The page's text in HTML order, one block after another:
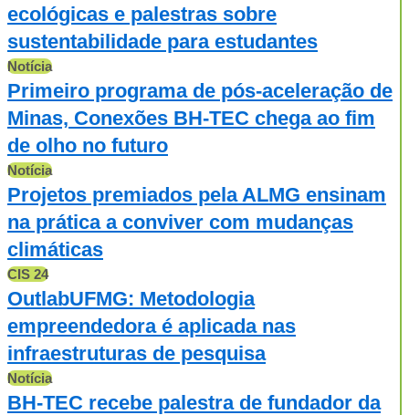
ecológicas e palestras sobre
sustentabilidade para estudantes
Notícia
Primeiro programa de pós-aceleração de
Minas, Conexões BH-TEC chega ao fim
de olho no futuro
Notícia
Projetos premiados pela ALMG ensinam
na prática a conviver com mudanças
climáticas
CIS 24
OutlabUFMG: Metodologia
empreendedora é aplicada nas
infraestruturas de pesquisa
Notícia
BH-TEC recebe palestra de fundador da